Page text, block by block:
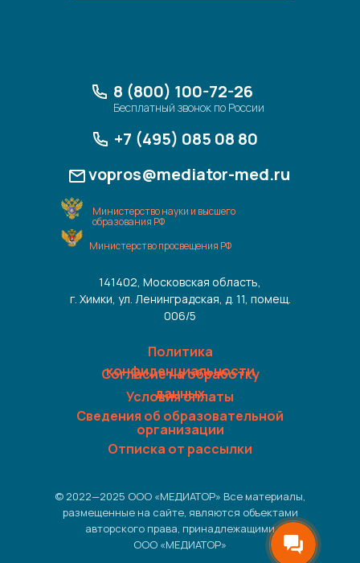
Политика
конфиденциальности
© 2022—2025 ООО «МЕДИАТОР» Все материалы,
размещенные на сайте, являются объектами
авторского права, принадлежащими
ООО «МЕДИАТОР»
8 (800) 100-72-26
Бесплатный звонок по России
vopros@mediator-med.ru
141402, Московская область,
г. Химки, ул. Ленинградская, д. 11, помещ.
006/5
Условия оплаты
Согласие на обработку
данных
+7 (495) 085 08 80
Министерство науки и высшего
образования РФ
Министерство просвещения РФ
Сведения об образовательной
организации
Отписка от рассылки